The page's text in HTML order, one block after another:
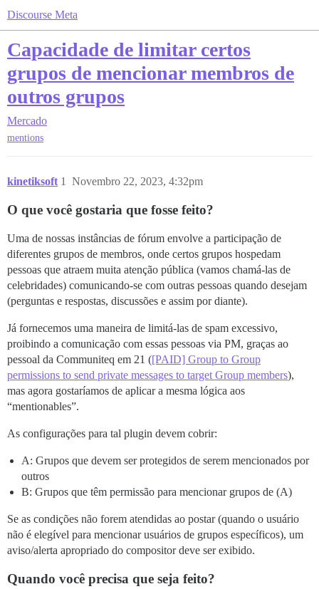
Discourse Meta
Capacidade de limitar certos
grupos de mencionar membros de
outros grupos
Mercado
mentions
kinetiksoft Novembro 22, 2023, 4:32pm
1
O que você gostaria que fosse feito?
Uma de nossas instâncias de fórum envolve a participação de
diferentes grupos de membros, onde certos grupos hospedam
pessoas que atraem muita atenção pública (vamos chamá-las de
celebridades) comunicando-se com outras pessoas quando desejam
(perguntas e respostas, discussões e assim por diante).
Já fornecemos uma maneira de limitá-las de spam excessivo,
proibindo a comunicação com essas pessoas via PM, graças ao
pessoal da Communiteq em 21 ([PAID] Group to Group
permissions to send private messages to target Group members),
mas agora gostaríamos de aplicar a mesma lógica aos
“mentionables”.
As configurações para tal plugin devem cobrir:
A: Grupos que devem ser protegidos de serem mencionados por
outros
B: Grupos que têm permissão para mencionar grupos de (A)
Se as condições não forem atendidas ao postar (quando o usuário
não é elegível para mencionar usuários de grupos específicos), um
aviso/alerta apropriado do compositor deve ser exibido.
Quando você precisa que seja feito?